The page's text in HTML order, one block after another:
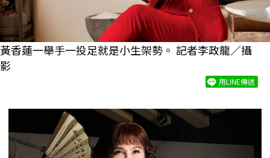
黃香蓮一舉手一投足就是小生架勢。 記者李政龍／攝
影
用LINE傳送